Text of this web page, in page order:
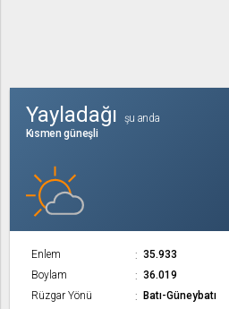
Yayladağı
şu anda
Kısmen güneşli
Enlem
35.933
Boylam
36.019
Rüzgar Yönü
Batı-Güneybatı